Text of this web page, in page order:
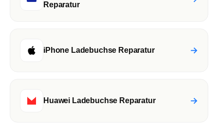
Reparatur
iPhone Ladebuchse Reparatur →
Huawei Ladebuchse Reparatur →